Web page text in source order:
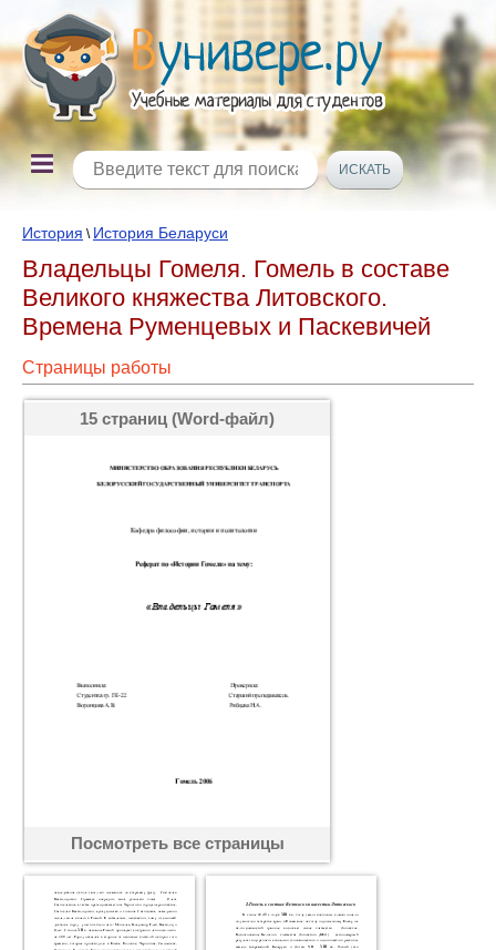
История \ История Беларуси
Владельцы Гомеля. Гомель в составе
Великого княжества Литовского.
Времена Руменцевых и Паскевичей
Страницы работы
15 страниц (Word-файл)
Посмотреть все страницы